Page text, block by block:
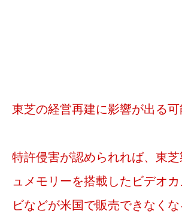
東芝の経営再建に影響が出る可
特許侵害が認められれば、東
ュメモリーを搭載したビデオ
ビなどが米国で販売できなく